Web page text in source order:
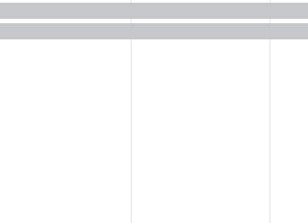
évènements, évènements,